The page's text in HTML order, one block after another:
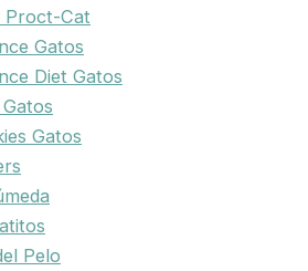
Proct-Cat
Gatos
Diet Gatos
Gatos
Pelo